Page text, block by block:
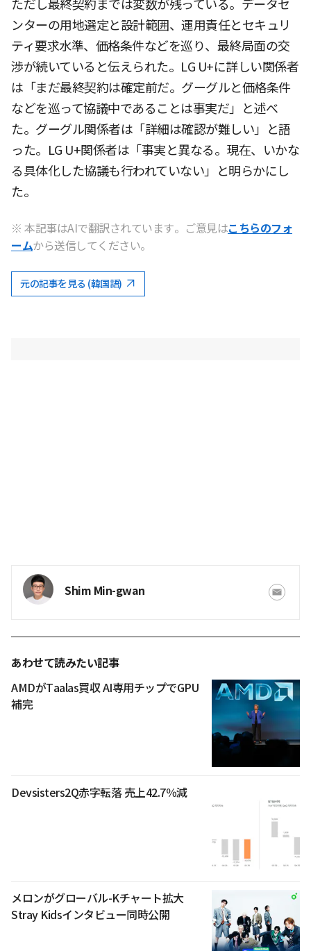
ただし最終契約までは変数が残っている。データセ
ンターの用地選定と設計範囲、運用責任とセキュリ
ティ要求水準、価格条件などを巡り、最終局面の交
渉が続いていると伝えられた。LG U+に詳しい関係者
は「まだ最終契約は確定前だ。グーグルと価格条件
などを巡って協議中であることは事実だ」と述べ
た。グーグル関係者は「詳細は確認が難しい」と語
った。LG U+関係者は「事実と異なる。現在、いかな
る具体化した協議も行われていない」と明らかにし
た。
※ 本記事はAIで翻訳されています。ご意見はこちらのフォ
ームから送信してください。
元の記事を見る (韓国語)
Shim Min-gwan
あわせて読みたい記事
AMDがTaalas買収 AI専用チップでGPU
補完
Devsisters2Q赤字転落 売上42.7％減
メロンがグローバル-Kチャート拡大
Stray Kidsインタビュー同時公開